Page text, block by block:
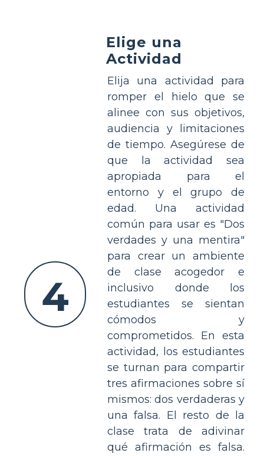
4
Elige una
Actividad
Elija una actividad para
romper el hielo que se
alinee con sus objetivos,
audiencia y limitaciones
de tiempo. Asegúrese de
que la actividad sea
apropiada para el
entorno y el grupo de
edad. Una actividad
común para usar es "Dos
verdades y una mentira"
para crear un ambiente
de clase acogedor e
inclusivo donde los
estudiantes se sientan
cómodos y
comprometidos. En esta
actividad, los estudiantes
se turnan para compartir
tres afirmaciones sobre sí
mismos: dos verdaderas y
una falsa. El resto de la
clase trata de adivinar
qué afirmación es falsa.